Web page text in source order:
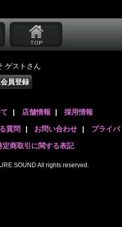
ゲストさん
員登録
| 店舗情報 | 採用情報
質問 | お問い合わせ | プライバ
定商取引に関する表記
SOUND All rights reserved.